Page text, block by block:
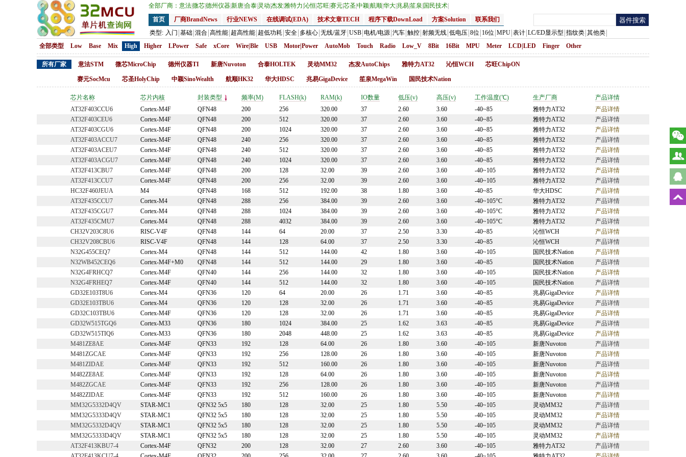
全部厂商： 意法微芯德州仪器新唐合泰 灵动 杰发雅特力 沁恒芯旺 赛元芯圣 中颖航顺华大兆易笙泉 国民技术
首页
厂商BrandNews 行业NEWS 在线调试(EDA) 技术文章TECH 程序下载DownLoad 方案Solution
联系我们
类型: 入门 基础 混合 高性能 超高性能 超低功耗 安全 多核心 无线/蓝牙 USB 电机/电源 汽车 触控 射频无线 低电压 8位 16位 MPU 表计 LC/ED显示型 指纹类 其他类
全部类型
Low Base Mix High Higher LPower Safe xCore Wire|Ble USB Motor|Power AutoMob Touch Radio Low_V 8Bit 16Bit MPU Meter LCD|LED Finger Other
所有厂家 意法STM 微芯MicroChip 德州仪器TI 新唐Nuvoton 合泰HOLTEK 灵动MM32 杰发AutoChips 雅特力AT32 沁恒WCH 芯旺ChipON
赛元SocMcu 芯圣HolyChip 中颖SinoWealth 航顺HK32 华大HDSC 兆易GigaDevice 笙泉MegaWin 国民技术Nation
芯片名称 芯片内核 封装类型 频率(M) FLASH(k) RAM(k) IO数量 低压(v) 高压(v) 工作温度(℃) 生产厂商
产品详情
AT32F403CCU6
Cortex-M4F QFN48 200 256 320.00 37 2.60 3.60 -40~85 雅特力AT32
产品详情
AT32F403CEU6
Cortex-M4F QFN48 200 512 320.00 37 2.60 3.60 -40~85 雅特力AT32
产品详情
AT32F403CGU6
Cortex-M4F QFN48 200 1024 320.00 37 2.60 3.60 -40~85 雅特力AT32
产品详情
AT32F403ACCU7
Cortex-M4F QFN48 240 256 320.00 37 2.60 3.60 -40~85 雅特力AT32
产品详情
AT32F403ACEU7
Cortex-M4F QFN48 240 512 320.00 37 2.60 3.60 -40~85 雅特力AT32
产品详情
AT32F403ACGU7
Cortex-M4F QFN48 240 1024 320.00 37 2.60 3.60 -40~85 雅特力AT32
产品详情
AT32F413CBU7
Cortex-M4F QFN48 200 128 32.00 39 2.60 3.60 -40~105 雅特力AT32
产品详情
AT32F413CCU7
Cortex-M4F QFN48 200 256 32.00 39 2.60 3.60 -40~105 雅特力AT32
产品详情
HC32F460JEUA
M4 QFN48 168 512 192.00 38 1.80 3.60 -40~85 华大HDSC
产品详情
AT32F435CCU7
Cortex-M4 QFN48 288 256 384.00 39 2.60 3.60 -40~105°C 雅特力AT32
产品详情
AT32F435CGU7
Cortex-M4 QFN48 288 1024 384.00 39 2.60 3.60 -40~105°C 雅特力AT32
产品详情
AT32F435CMU7
Cortex-M4 QFN48 288 4032 384.00 39 2.60 3.60 -40~105°C 雅特力AT32
产品详情
CH32V203C8U6
RISC-V4F QFN48 144 64 20.00 37 2.50 3.30 -40~85 沁恒WCH
产品详情
CH32V208CBU6
RISC-V4F QFN48 144 128 64.00 37 2.50 3.30 -40~85 沁恒WCH
产品详情
N32G455CEQ7
Cortex-M4 QFN48 144 512 144.00 42 1.80 3.60 -40~105 国民技术Nation
产品详情
N32WB452CEQ6
Cortex-M4F+M0 QFN48 144 512 144.00 29 1.80 3.60 -40~85 国民技术Nation
产品详情
N32G4FRHCQ7
Cortex-M4F QFN40 144 256 144.00 32 1.80 3.60 -40~105 国民技术Nation
产品详情
N32G4FRHEQ7
Cortex-M4F QFN40 144 512 144.00 32 1.80 3.60 -40~105 国民技术Nation
产品详情
GD32E103T8U6
Cortex-M4 QFN36 120 64 20.00 26 1.71 3.60 -40~85 兆易GigaDevice
产品详情
GD32E103TBU6
Cortex-M4 QFN36 120 128 32.00 26 1.71 3.60 -40~85 兆易GigaDevice
产品详情
GD32C103TBU6
Cortex-M4F QFN36 120 128 32.00 26 1.71 3.60 -40~85 兆易GigaDevice
产品详情
GD32W515TGQ6
Cortex-M33 QFN36 180 1024 384.00 25 1.62 3.63 -40~85 兆易GigaDevice
产品详情
GD32W515TIQ6
Cortex-M33 QFN36 180 2048 448.00 25 1.62 3.63 -40~85 兆易GigaDevice
产品详情
M481ZE8AE
Cortex-M4F QFN33 192 128 64.00 26 1.80 3.60 -40~105 新唐Nuvoton
产品详情
M481ZGCAE
Cortex-M4F QFN33 192 256 128.00 26 1.80 3.60 -40~105 新唐Nuvoton
产品详情
M481ZIDAE
Cortex-M4F QFN33 192 512 160.00 26 1.80 3.60 -40~105 新唐Nuvoton
产品详情
M482ZE8AE
Cortex-M4F QFN33 192 128 64.00 26 1.80 3.60 -40~105 新唐Nuvoton
产品详情
M482ZGCAE
Cortex-M4F QFN33 192 256 128.00 26 1.80 3.60 -40~105 新唐Nuvoton
产品详情
M482ZIDAE
Cortex-M4F QFN33 192 512 160.00 26 1.80 3.60 -40~105 新唐Nuvoton
产品详情
MM32G5332D4QV
STAR-MC1 QFN32 5x5 180 128 32.00 25 1.80 5.50 -40~105 灵动MM32
产品详情
MM32G5333D4QV
STAR-MC1 QFN32 5x5 180 128 32.00 25 1.80 5.50 -40~105 灵动MM32
产品详情
MM32G5332D4QV
STAR-MC1 QFN32 5x5 180 128 32.00 25 1.80 5.50 -40~105 灵动MM32
产品详情
MM32G5333D4QV
STAR-MC1 QFN32 5x5 180 128 32.00 25 1.80 5.50 -40~105 灵动MM32
产品详情
AT32F413KBU7-4
Cortex-M4F QFN32 200 128 32.00 27 2.60 3.60 -40~105 雅特力AT32
产品详情